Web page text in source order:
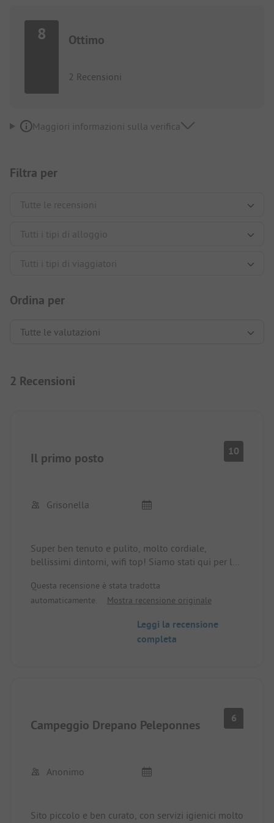
8 Ottimo
2 Recensioni
Maggiori informazioni sulla verifica
Filtra per
Ordina per
2 Recensioni
Il primo posto 10
Grisonella
Super ben tenuto e pulito, molto cordiale,
bellissimi dintorni, wifi top! Siamo stati qui per la
Questa recensione è stata tradotta
automaticamente.
Mostra recensione originale
Leggi la recensione
completa
Campeggio Drepano Peleponnes 6
Anonimo
Sito piccolo e ben curato, con servizi igienici molto